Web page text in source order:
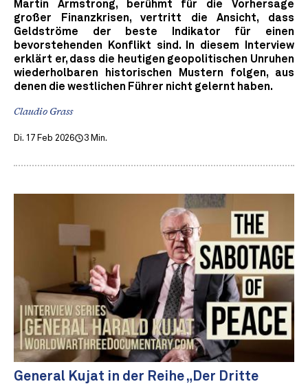
Martin Armstrong, berühmt für die Vorhersage
großer Finanzkrisen, vertritt die Ansicht, dass
Geldströme der beste Indikator für einen
bevorstehenden Konflikt sind. In diesem Interview
erklärt er, dass die heutigen geopolitischen Unruhen
wiederholbaren historischen Mustern folgen, aus
denen die westlichen Führer nicht gelernt haben.
Claudio Grass
Di. 17 Feb 2026 3 Min.
General Kujat in der Reihe „Der Dritte